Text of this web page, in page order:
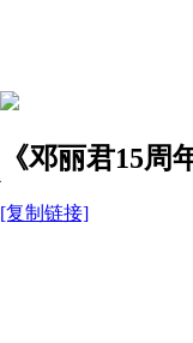
《邓丽君15周
[复制链接]